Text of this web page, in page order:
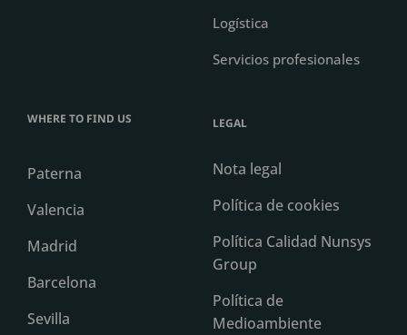
Logística
Servicios profesionales
WHERE TO FIND US
Paterna
Valencia
Madrid
Barcelona
Sevilla
LEGAL
Nota legal
Política de cookies
Política Calidad Nunsys
Group
Política de
Medioambiente